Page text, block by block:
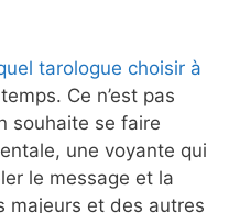
tarologue choisir à
Ce n’est pas
souhaite se faire
une voyante qui
le message et la
majeurs et des autres